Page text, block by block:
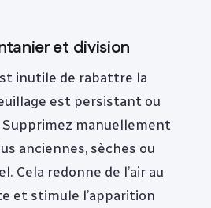
et division
inutile de rabattre la
est persistant ou
manuellement
anciennes, sèches ou
Cela redonne de l’air au
et stimule l’apparition